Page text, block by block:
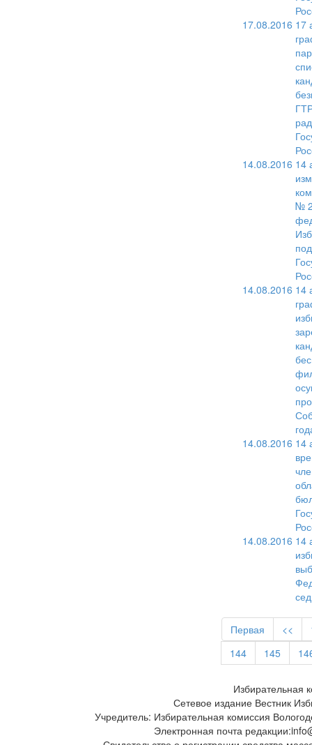
17.08.2016 17
14.08.2016 14
№
14.08.2016 14
14.08.2016 14
14.08.2016 14
Первая <<
144
145
Избирательная
Сетевое издание Вестник
Учредитель: Избирательная комиссия
Электронная почта